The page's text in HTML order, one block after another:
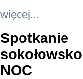
więcej...
NOC